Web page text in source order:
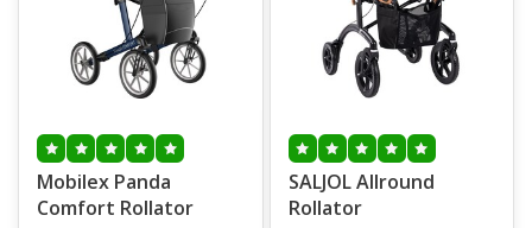
Mobilex Panda
Comfort Rollator
SALJOL Allround
Rollator